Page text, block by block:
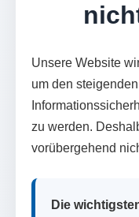
Unsere Website
um den
zu werden.
vorübergehend
Die